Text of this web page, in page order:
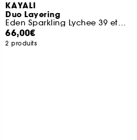
KAYALI
Duo Layering
Eden Sparkling Lychee 39 et Yum Boujee Marshmallow 81
66,00€
2 produits